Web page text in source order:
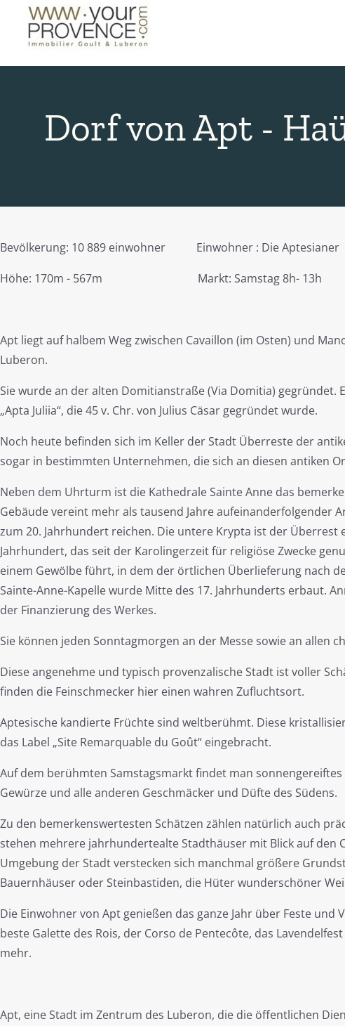
content
Dorf von Apt -
Bevölkerung: 10 889 einwohner Einwohner : Die Aptesianer
Höhe: 170m - 567m Markt: Samstag 8h- 13h
Apt liegt auf halbem Weg zwischen Cavaillon (im Osten) und
Luberon.
Sie wurde an der alten Domitianstraße (Via Domitia)
„Apta Juliia“, die 45 v. Chr. von Julius Cäsar gegründet wurde.
Noch heute befinden sich im Keller der Stadt Überreste der
sogar in bestimmten Unternehmen, die sich an diesen antiken
Neben dem Uhrturm ist die Kathedrale Sainte Anne das
Gebäude vereint mehr als tausend Jahre aufeinanderfolgender
zum 20. Jahrhundert reichen. Die untere Krypta ist der Überrest
Jahrhundert, das seit der Karolingerzeit für religiöse Zwecke
einem Gewölbe führt, in dem der örtlichen Überlieferung nach
Sainte-Anne-Kapelle wurde Mitte des 17. Jahrhunderts erbaut.
der Finanzierung des Werkes.
Sie können jeden Sonntagmorgen an der Messe sowie an allen
Diese angenehme und typisch provenzalische Stadt ist voller
finden die Feinschmecker hier einen wahren Zufluchtsort.
Aptesische kandierte Früchte sind weltberühmt. Diese
das Label „Site Remarquable du Goût“ eingebracht.
Auf dem berühmten Samstagsmarkt findet man sonnengereiftes
Gewürze und alle anderen Geschmäcker und Düfte des Südens.
Zu den bemerkenswertesten Schätzen zählen natürlich auch
stehen mehrere jahrhundertealte Stadthäuser mit Blick auf den
Umgebung der Stadt verstecken sich manchmal größere
Bauernhäuser oder Steinbastiden, die Hüter wunderschöner
Die Einwohner von Apt genießen das ganze Jahr über Feste
beste Galette des Rois, der Corso de Pentecôte, das
mehr.
Apt, eine Stadt im Zentrum des Luberon, die die öffentlichen